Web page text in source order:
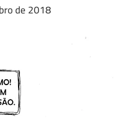
de 2018